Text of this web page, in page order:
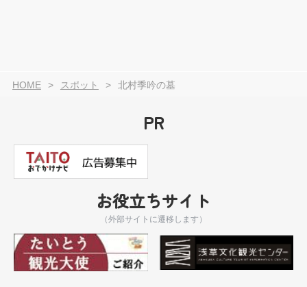
HOME スポット 北村季吟の墓
PR
お役立ちサイト
（外部サイトに遷移します）